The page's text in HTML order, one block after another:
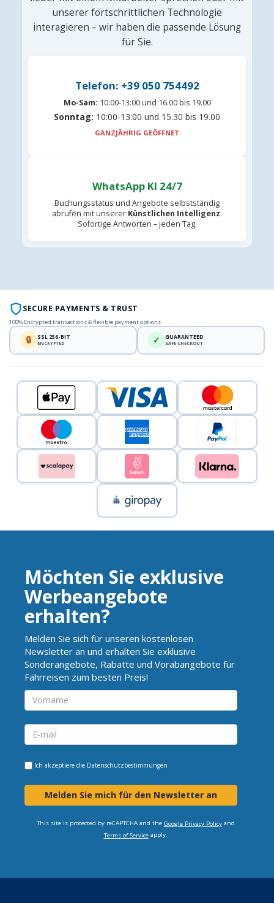
unserer fortschrittlichen Technologie
interagieren – wir haben die passende Lösung
für Sie.
Telefon: +39 050 754492
Mo-Sam: 10:00-13:00 und 16.00 bis 19.00
Sonntag: 10:00-13:00 und 15.30 bis 19.00
GANZJÄHRIG GEÖFFNET
WhatsApp KI 24/7
Buchungsstatus und Angebote selbstständig
abrufen mit unserer Künstlichen Intelligenz.
Sofortige Antworten – jeden Tag.
SECURE PAYMENTS & TRUST
100% Encrypted transactions & flexible payment options
🔒 SSL 256-BIT
ENCRYPTED ✓ GUARANTEED
SAFE CHECKOUT
Möchten Sie exklusive
Werbeangebote
erhalten?
Melden Sie sich für unseren kostenlosen
Newsletter an und erhalten Sie exklusive
Sonderangebote, Rabatte und Vorabangebote für
Fährreisen zum besten Preis!
Ich akzeptiere die Datenschutzbestimmungen
Melden Sie mich für den Newsletter an
This site is protected by reCAPTCHA and the Google Privacy Policyand
Terms of Serviceapply.